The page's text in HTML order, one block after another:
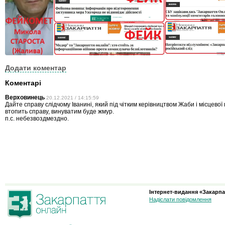
Додати коментар
Коментарі
Верховинець 20.12.2021 / 14:15:59
Дайте справу слідчому Іванині, який під чітким керівництвом Жаби і
втопить справу, винуватим буде жмур.
п.с. небезвоздмездно.
Інтернет-видання
Надіслати повідомлення